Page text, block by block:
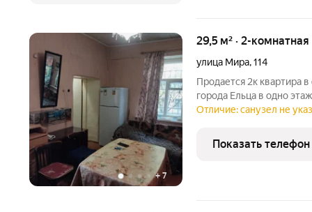
+7
29,5 м² · 2-
улица Мира,114
Продается 2к квартира
города Ельца в одно
отдельный. Общая
канализации
Отличие: санузел не
Показать телефон